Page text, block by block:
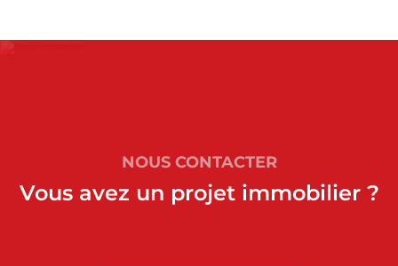
NOUS CONTACTER
Vous avez un projet immobilier ?